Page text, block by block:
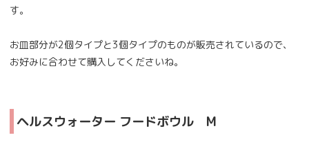
す。
お皿部分が2個タイプと3個タイプのものが販売されているので、
お好みに合わせて購入してくださいね。
ヘルスウォーター フードボウル M